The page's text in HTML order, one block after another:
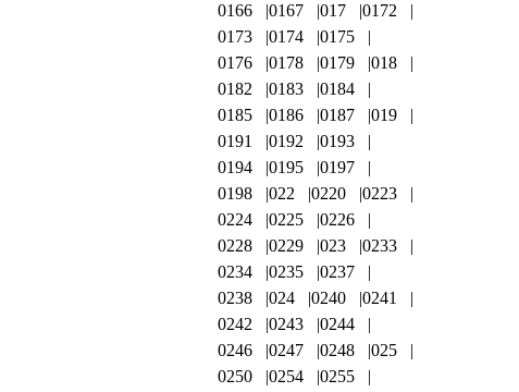
0166
0167 017
0172
0173
0174
0175
0176
0178 0179
018
0182
0183
0184
0185
0186 0187
019
0191
0192
0193
0194
0195
0197
0198
022 0220
0223
0224
0225
0226
0228
0229 023
0233
0234
0235
0237
0238
024 0240
0241
0242
0243
0244
0246
0247 0248
025
0250
0254
0255